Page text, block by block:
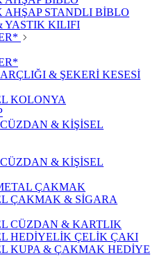
STANDLI BİBLO
YASTIK KILIFI
& ŞEKERİ KESESİ
KOLONYA
& KİŞİSEL
& KİŞİSEL
ÇAKMAK
ÇAKMAK & SİGARA
CÜZDAN & KARTLIK
HEDİYELİK ÇELİK ÇAKI
KUPA & ÇAKMAK HEDİYE